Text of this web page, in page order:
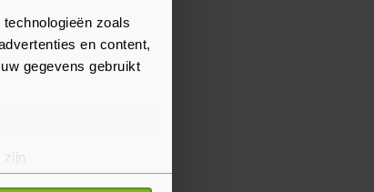
zoals
en content,
gegevens gebruikt
zijn